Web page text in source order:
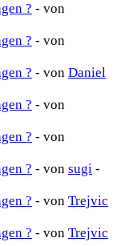
? - von
? - von
? - von Daniel
? - von
? - von
? - von sugi -
? - von Trejvic
? - von Trejvic